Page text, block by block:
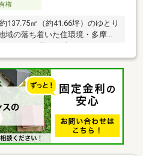
権
137.75㎡（約41.66坪）のゆとり
の落ち着いた住環境・多摩川
ブンイレブン 狛江駅南店 徒歩7
歩8分 約620ｍ多摩川自由ひろ
第六小学校 徒歩8分 約640ｍ狛
280ｍ■経験豊富なスタッフが専
対応いたしますまずはお気軽に